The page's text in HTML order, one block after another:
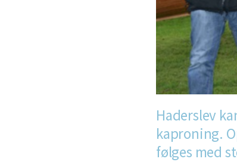
Haderslev
kaproning.
følges med